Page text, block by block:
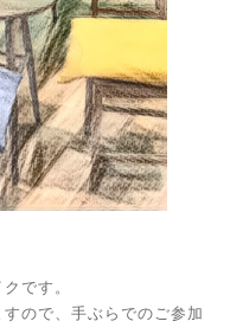
です。
ので、手ぶらでのご参加